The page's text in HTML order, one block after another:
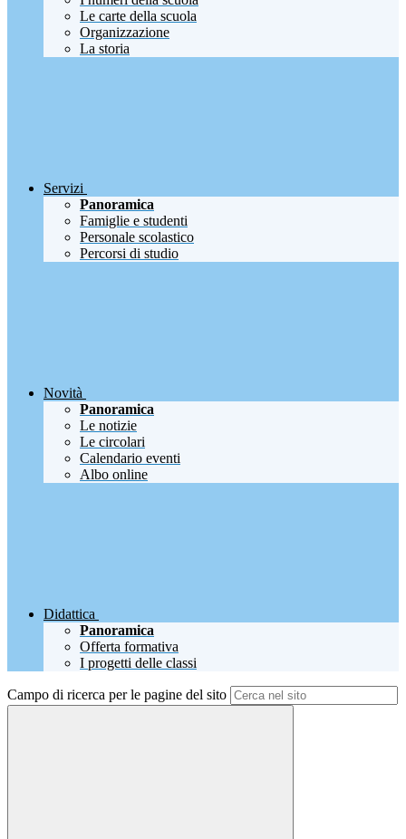
Le carte della scuola
Organizzazione
La storia
Servizi
Panoramica
Famiglie e studenti
Personale scolastico
Percorsi di studio
Novità
Panoramica
Le notizie
Le circolari
Calendario eventi
Albo online
Didattica
Panoramica
Offerta formativa
I progetti delle classi
Campo di ricerca per le pagine del sito